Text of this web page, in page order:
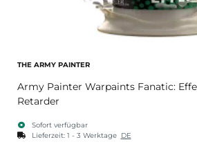
THE ARMY PAINTER
Army Painter Warpaints Fanatic:
Retarder
Sofort verfügbar
Lieferzeit: 1 - 3 Werktage DE